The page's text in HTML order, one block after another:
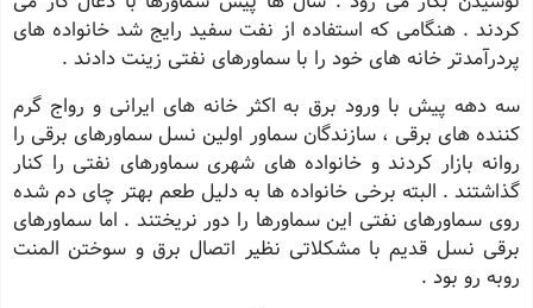
كردند . هنگامی كه استفاده از نفت سفید رایج شد خانواده های
پردرآمدتر خانه های خود را با سماورهای نفتی زینت دادند .
سه دهه پیش با ورود برق به اكثر خانه های ایرانی و رواج گرم
كننده های برقی ، سازندگان سماور اولین نسل سماورهای برقی را
روانه بازار كردند و خانواده های شهری سماورهای نفتی را كنار
گذاشتند . البته برخی خانواده ها به دلیل طعم بهتر چای دم شده
روی سماورهای نفتی این سماورها را دور نریختند . اما سماورهای
برقی نسل قدیم با مشكلاتی نظیر اتصال برق و سوختن المنت
روبه رو بود .